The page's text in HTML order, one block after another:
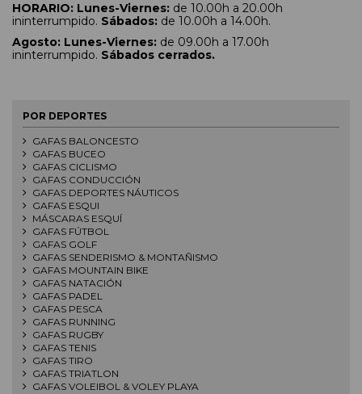
HORARIO: Lunes-Viernes: de 10.00h a 20.00h
ininterrumpido. Sábados: de 10.00h a 14.00h.
Agosto: Lunes-Viernes: de 09.00h a 17.00h
ininterrumpido. Sábados cerrados.
POR DEPORTES
GAFAS BALONCESTO
GAFAS BUCEO
GAFAS CICLISMO
GAFAS CONDUCCIÓN
GAFAS DEPORTES NÁUTICOS
GAFAS ESQUI
MÁSCARAS ESQUÍ
GAFAS FÚTBOL
GAFAS GOLF
GAFAS SENDERISMO & MONTAÑISMO
GAFAS MOUNTAIN BIKE
GAFAS NATACIÓN
GAFAS PADEL
GAFAS PESCA
GAFAS RUNNING
GAFAS RUGBY
GAFAS TENIS
GAFAS TIRO
GAFAS TRIATLON
GAFAS VOLEIBOL & VOLEY PLAYA